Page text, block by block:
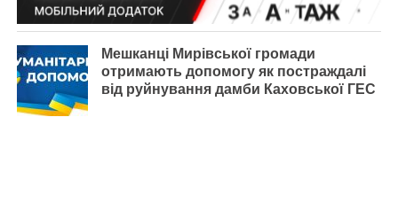
Мешканці Мирівської громади
отримають допомогу як постраждалі
від руйнування дамби Каховської ГЕС